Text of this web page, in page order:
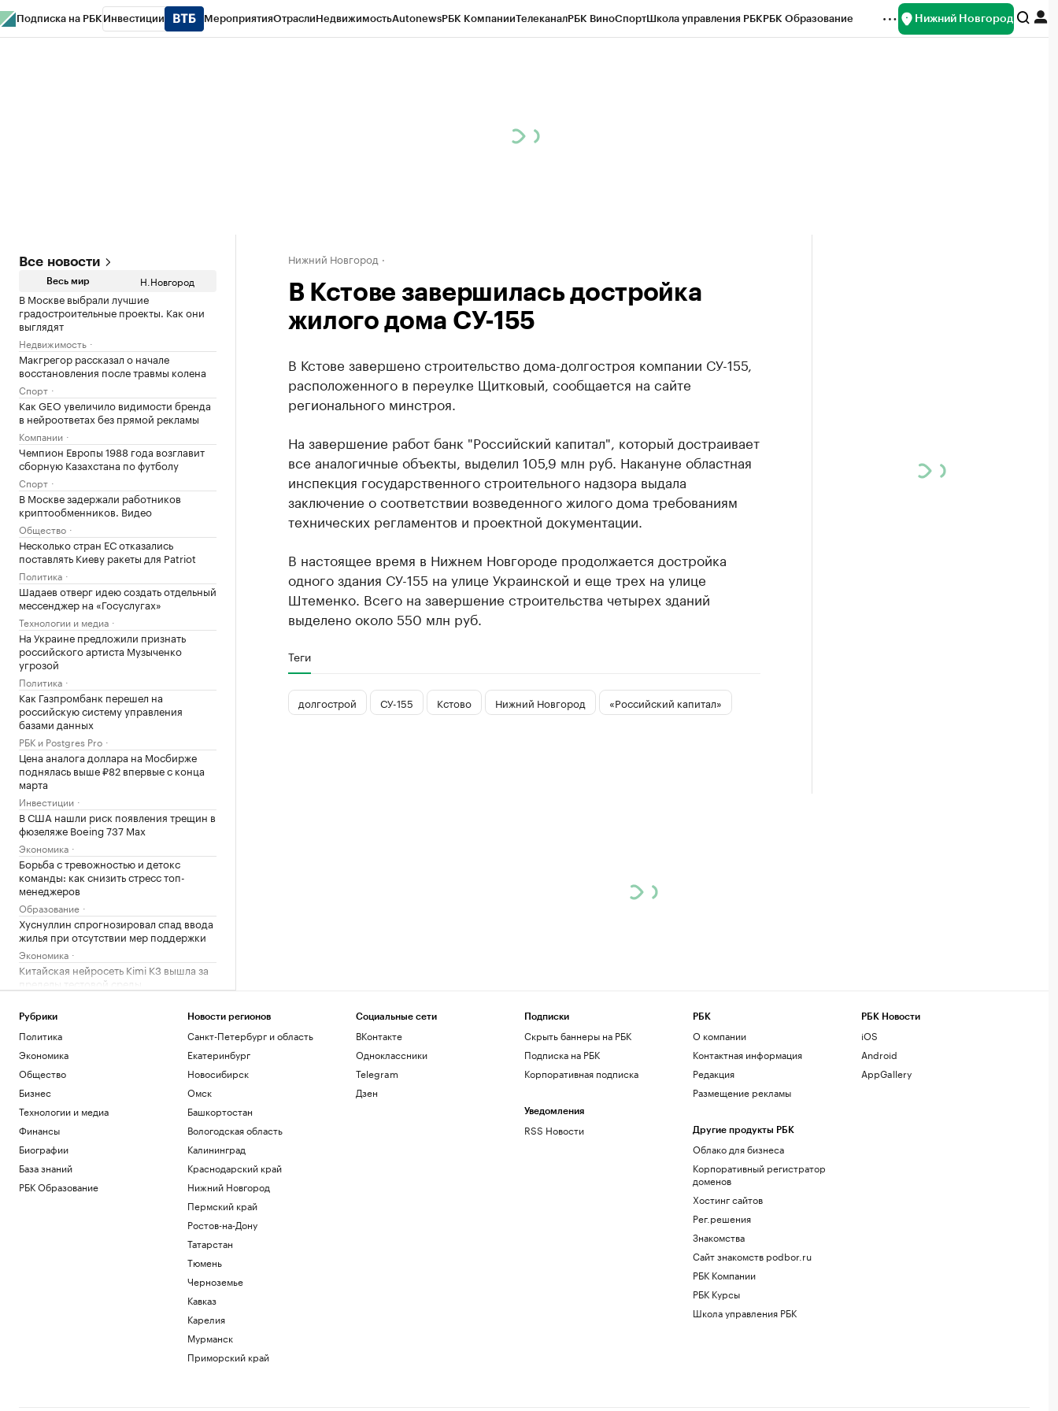
Подписка на РБК Инвестиции МероприятияОтраслиНедвижимостьAutonewsРБК КомпанииТелеканалРБК ВиноСпортШкола управления РБКРБК Образование Нижний Новгород
Все новости
Весь мир Н.Новгород
В Москве выбрали лучшие
градостроительные проекты. Как они
выглядят
Недвижимость
Макгрегор рассказал о начале
восстановления после травмы колена
Спорт
Как GEO увеличило видимости бренда
в нейроответах без прямой рекламы
Компании
Чемпион Европы 1988 года возглавит
сборную Казахстана по футболу
Спорт
В Москве задержали работников
криптообменников. Видео
Общество
Несколько стран ЕС отказались
поставлять Киеву ракеты для Patriot
Политика
Шадаев отверг идею создать отдельный
мессенджер на «Госуслугах»
Технологии и медиа
На Украине предложили признать
российского артиста Музыченко
угрозой
Политика
Как Газпромбанк перешел на
российскую систему управления
базами данных
РБК и Postgres Pro
Цена аналога доллара на Мосбирже
поднялась выше ₽82 впервые с конца
марта
Инвестиции
В США нашли риск появления трещин в
фюзеляже Boeing 737 Max
Экономика
Борьба с тревожностью и детокс
команды: как снизить стресс топ-
менеджеров
Образование
Хуснуллин спрогнозировал спад ввода
жилья при отсутствии мер поддержки
Экономика
Китайская нейросеть Kimi K3 вышла за
пределы тестовой среды
Как формируется отрасль
стратегических металлов в России
11 мифов об ИИ в промышленности — и
как все устроено на практике
РБК и Yandex Cloud
Что такое Executive MBA и зачем
получать эту степень
Образование
Что известно об атаках БПЛА на
регионы России. Главное к 7 августа
Политика
В Саудовской Аравии заподозрили
криптообменников из «Москва-Сити».
Нижний Новгород
В Кстове завершилась достройка
жилого дома СУ-155
В Кстове завершено строительство дома-долгостроя компании СУ-155,
расположенного в переулке Щитковый, сообщается на сайте
регионального минстроя.
На завершение работ банк "Российский капитал", который достраивает
все аналогичные объекты, выделил 105,9 млн руб. Накануне областная
инспекция государственного строительного надзора выдала
заключение о соответствии возведенного жилого дома требованиям
технических регламентов и проектной документации.
В настоящее время в Нижнем Новгороде продолжается достройка
одного здания СУ-155 на улице Украинской и еще трех на улице
Штеменко. Всего на завершение строительства четырех зданий
выделено около 550 млн руб.
Теги
долгострой СУ-155 Кстово Нижний Новгород «Российский капитал»
Рубрики
Политика
Экономика
Общество
Бизнес
Технологии и медиа
Финансы
Биографии
База знаний
РБК Образование
Новости регионов
Санкт-Петербург и область
Екатеринбург
Новосибирск
Омск
Башкортостан
Вологодская область
Калининград
Краснодарский край
Нижний Новгород
Пермский край
Ростов-на-Дону
Татарстан
Тюмень
Черноземье
Кавказ
Карелия
Мурманск
Приморский край
Социальные сети
ВКонтакте
Одноклассники
Telegram
Дзен
Подписки
Скрыть баннеры на РБК
Подписка на РБК
Корпоративная подписка
Уведомления
RSS Новости
РБК
О компании
Контактная информация
Редакция
Размещение рекламы
Другие продукты РБК
Облако для бизнеса
Корпоративный регистратор
доменов
Хостинг сайтов
Рег.решения
Знакомства
Сайт знакомств podbor.ru
РБК Компании
РБК Курсы
Школа управления РБК
РБК Новости
iOS
Android
AppGallery